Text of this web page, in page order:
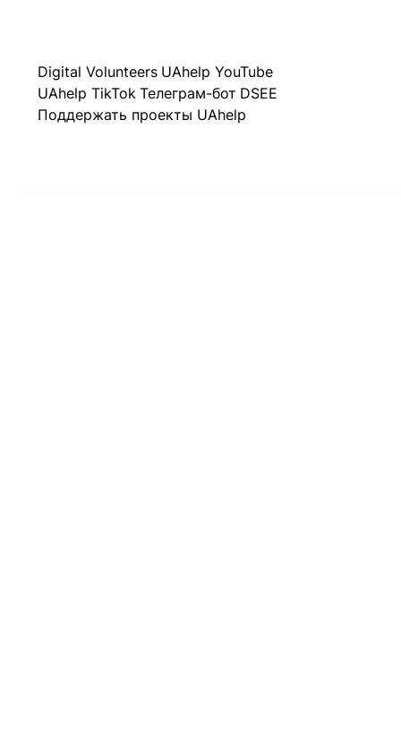
Digital Volunteers UAhelp YouTube
UAhelp TikTok Телеграм-бот DSEE
Поддержать проекты UAhelp